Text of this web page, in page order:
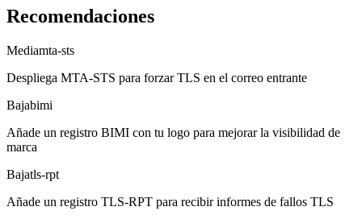
Recomendaciones
Mediamta-sts
Despliega MTA-STS para forzar TLS en el correo entrante
Bajabimi
Añade un registro BIMI con tu logo para mejorar la visibilidad de
marca
Bajatls-rpt
Añade un registro TLS-RPT para recibir informes de fallos TLS